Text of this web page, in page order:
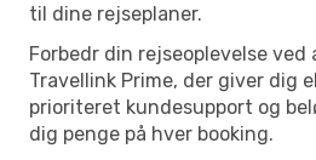
til dine rejseplaner.
Forbedr din rejseoplevelse
Travellink Prime, der giver dig
prioriteret kundesupport og
dig penge på hver booking.